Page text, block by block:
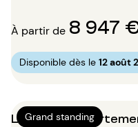
À partir de 8 947
Disponible dès le 12 août
Grand standing
Location